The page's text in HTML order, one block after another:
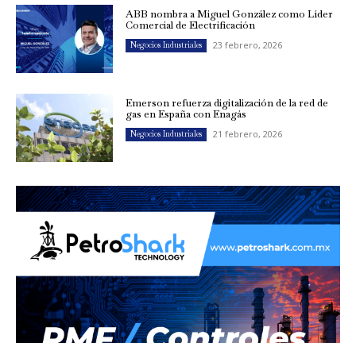
ABB nombra a Miguel González como Líder
Comercial de Electrificación
Negocios Industriales 23 febrero, 2026
Emerson refuerza digitalización de la red de
gas en España con Enagás
Negocios Industriales 21 febrero, 2026